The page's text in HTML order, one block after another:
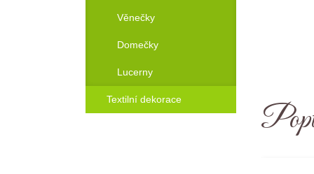
Věnečky
Domečky
Lucerny
Textilní dekorace